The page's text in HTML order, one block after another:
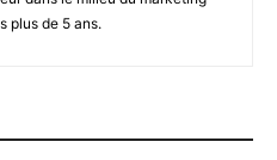
plus de 5 ans.